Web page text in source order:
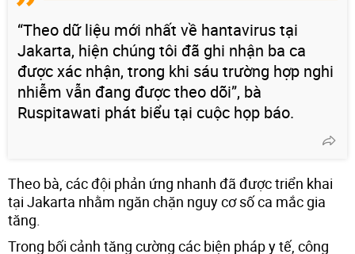
“Theo dữ liệu mới nhất về hantavirus tại
Jakarta, hiện chúng tôi đã ghi nhận ba ca
được xác nhận, trong khi sáu trường hợp nghi
nhiễm vẫn đang được theo dõi”, bà
Ruspitawati phát biểu tại cuộc họp báo.
Theo bà, các đội phản ứng nhanh đã được triển khai
tại Jakarta nhằm ngăn chặn nguy cơ số ca mắc gia
tăng.
Trong bối cảnh tăng cường các biện pháp y tế, công